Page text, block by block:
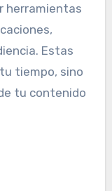
herramientas
Estas
tiempo, sino
tu contenido